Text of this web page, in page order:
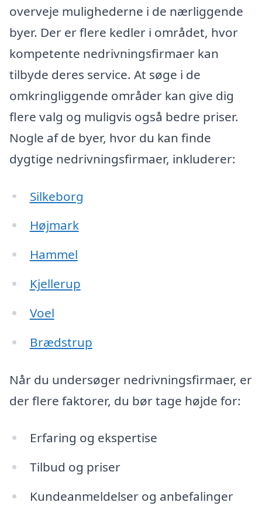
overveje mulighederne i de nærliggende
byer. Der er flere kedler i området, hvor
kompetente nedrivningsfirmaer kan
tilbyde deres service. At søge i de
omkringliggende områder kan give dig
flere valg og muligvis også bedre priser.
Nogle af de byer, hvor du kan finde
dygtige nedrivningsfirmaer, inkluderer:
Silkeborg
Højmark
Hammel
Kjellerup
Voel
Brædstrup
Når du undersøger nedrivningsfirmaer, er
der flere faktorer, du bør tage højde for:
Erfaring og ekspertise
Tilbud og priser
Kundeanmeldelser og anbefalinger